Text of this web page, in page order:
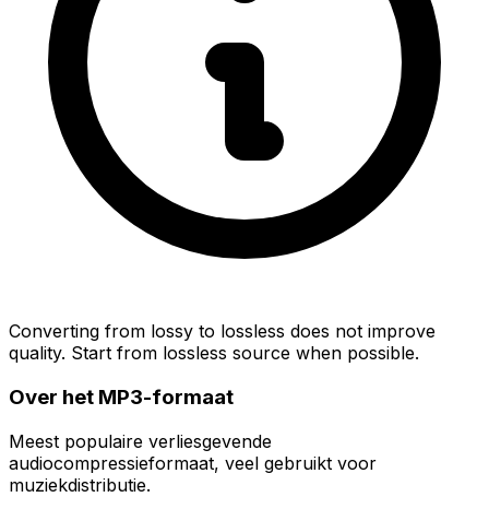
Converting from lossy to lossless does not improve
quality. Start from lossless source when possible.
Over het MP3-formaat
Meest populaire verliesgevende
audiocompressieformaat, veel gebruikt voor
muziekdistributie.